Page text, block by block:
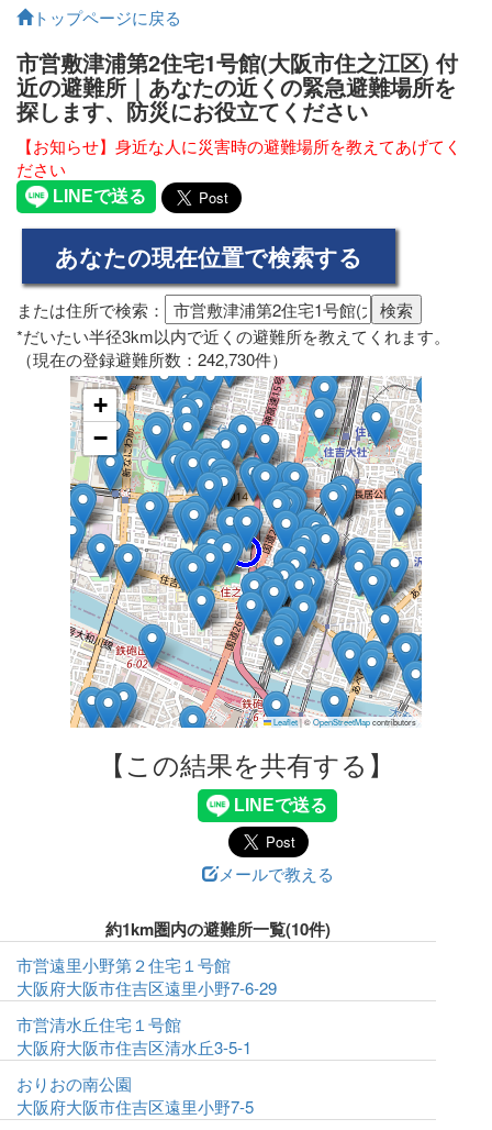
トップページに戻る
市営敷津浦第2住宅1号館(大阪市住之江区) 付
近の避難所｜あなたの近くの緊急避難場所を
探します、防災にお役立てください
【お知らせ】身近な人に災害時の避難場所を教えてあげてく
ださい
または住所で検索：
*だいたい半径3km以内で近くの避難所を教えてくれます。
（現在の登録避難所数：242,730件）
+
−
Leaflet|©OpenStreetMapcontributors
【この結果を共有する】
メールで教える
約1km圏内の避難所一覧(10件)
市営遠里小野第２住宅１号館
大阪府大阪市住吉区遠里小野7-6-29
市営清水丘住宅１号館
大阪府大阪市住吉区清水丘3-5-1
おりおの南公園
大阪府大阪市住吉区遠里小野7-5